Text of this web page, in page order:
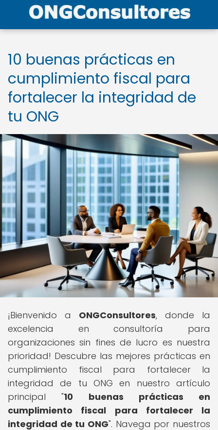
10 buenas prácticas en
cumplimiento fiscal para
fortalecer la integridad de
tu ONG
¡Bienvenido a ONGConsultores, donde la
excelencia en consultoría para
organizaciones sin fines de lucro es nuestra
prioridad! Descubre las mejores prácticas en
cumplimiento fiscal para fortalecer la
integridad de tu ONG en nuestro artículo
principal "10 buenas prácticas en
cumplimiento fiscal para fortalecer la
integridad de tu ONG". Navega por nuestros